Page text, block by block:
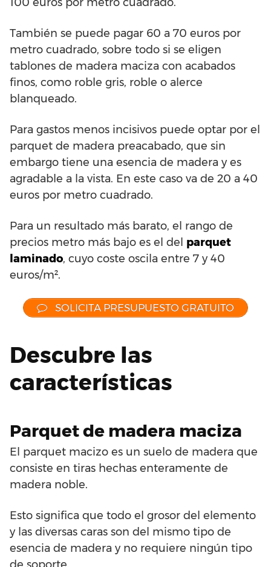
También se puede pagar 60 a 70 euros por
metro cuadrado, sobre todo si se eligen
tablones de madera maciza con acabados
finos, como roble gris, roble o alerce
blanqueado.
Para gastos menos incisivos puede optar por el
parquet de madera preacabado, que sin
embargo tiene una esencia de madera y es
agradable a la vista. En este caso va de 20 a 40
euros por metro cuadrado.
Para un resultado más barato, el rango de
precios metro más bajo es el del parquet
laminado, cuyo coste oscila entre 7 y 40
euros/m².
SOLICITA PRESUPUESTO GRATUITO
Descubre las
características
Parquet de madera maciza
El parquet macizo es un suelo de madera que
consiste en tiras hechas enteramente de
madera noble.
Esto significa que todo el grosor del elemento
y las diversas caras son del mismo tipo de
esencia de madera y no requiere ningún tipo